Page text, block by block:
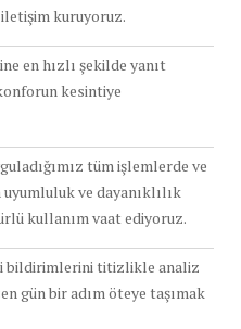
kuruyoruz.
en hızlı şekilde yanıt
kesintiye
tüm işlemlerde ve
ve dayanıklılık
kullanım vaat ediyoruz.
bildirimlerini titizlikle analiz
gün bir adım öteye taşımak